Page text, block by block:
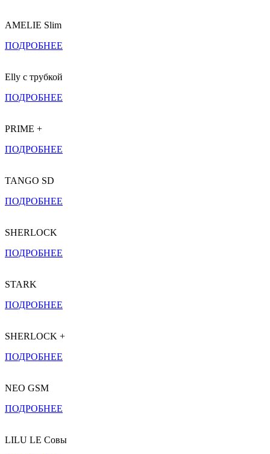
AMELIE Slim
ПОДРОБНЕЕ
Elly с трубкой
ПОДРОБНЕЕ
PRIME +
ПОДРОБНЕЕ
TANGO SD
ПОДРОБНЕЕ
SHERLOCK
ПОДРОБНЕЕ
STARK
ПОДРОБНЕЕ
SHERLOCK +
ПОДРОБНЕЕ
NEO GSM
ПОДРОБНЕЕ
LILU LE Совы